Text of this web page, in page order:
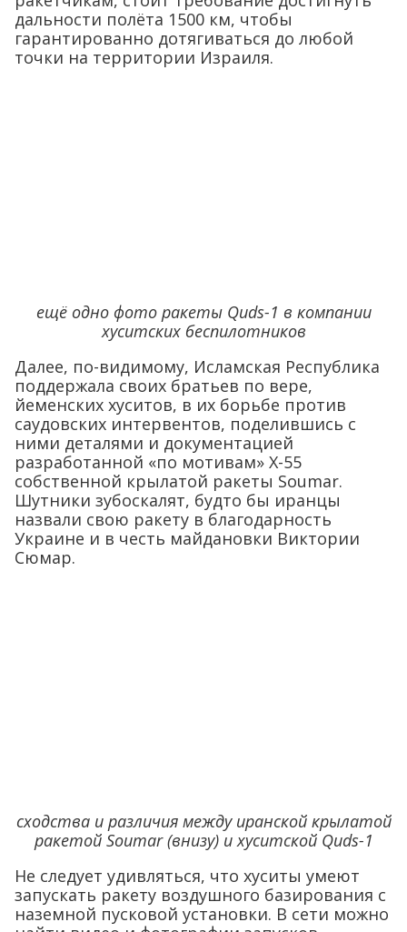
дальности полёта 1500 км, чтобы
гарантированно дотягиваться до любой
точки на территории Израиля.
ещё одно фото ракеты Quds-1 в компании
хуситских беспилотников
Далее, по-видимому, Исламская Республика
поддержала своих братьев по вере,
йеменских хуситов, в их борьбе против
саудовских интервентов, поделившись с
ними деталями и документацией
разработанной «по мотивам» Х-55
собственной крылатой ракеты Soumar.
Шутники зубоскалят, будто бы иранцы
назвали свою ракету в благодарность
Украине и в честь майдановки Виктории
Сюмар.
сходства и различия между иранской крылатой
ракетой Soumar (внизу) и хуситской Quds-1
Не следует удивляться, что хуситы умеют
запускать ракету воздушного базирования с
наземной пусковой установки. В сети можно